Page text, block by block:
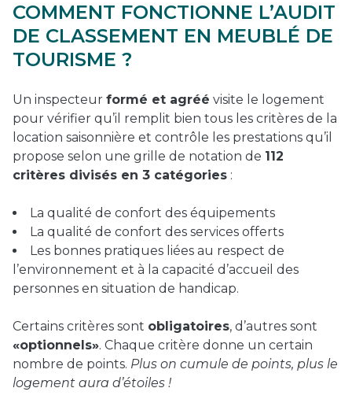
COMMENT FONCTIONNE L’AUDIT
DE CLASSEMENT EN MEUBLÉ DE
TOURISME ?
Un inspecteur formé et agréé visite le logement
pour vérifier qu’il remplit bien tous les critères de la
location saisonnière et contrôle les prestations qu’il
propose selon une grille de notation de 112
critères divisés en 3 catégories :
La qualité de confort des équipements
La qualité de confort des services offerts
Les bonnes pratiques liées au respect de
l’environnement et à la capacité d’accueil des
personnes en situation de handicap.
Certains critères sont obligatoires, d’autres sont
«optionnels». Chaque critère donne un certain
nombre de points. Plus on cumule de points, plus le
logement aura d’étoiles !